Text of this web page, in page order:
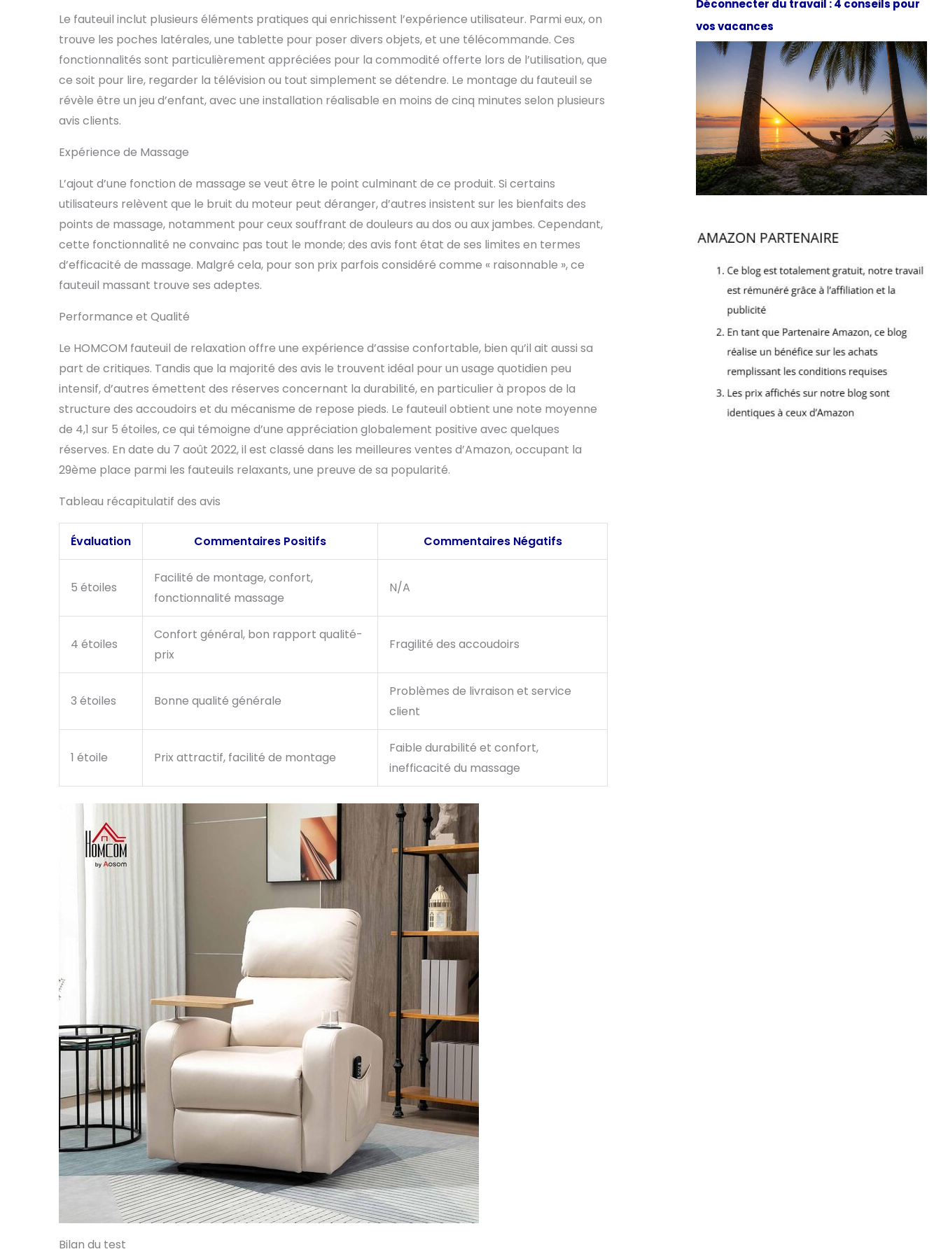
Le fauteuil inclut plusieurs éléments pratiques qui enrichissent l’expérience utilisateur. Parmi eux, on
trouve les poches latérales, une tablette pour poser divers objets, et une télécommande. Ces
fonctionnalités sont particulièrement appréciées pour la commodité offerte lors de l’utilisation, que
ce soit pour lire, regarder la télévision ou tout simplement se détendre. Le montage du fauteuil se
révèle être un jeu d’enfant, avec une installation réalisable en moins de cinq minutes selon plusieurs
avis clients.
Expérience de Massage
L’ajout d’une fonction de massage se veut être le point culminant de ce produit. Si certains
utilisateurs relèvent que le bruit du moteur peut déranger, d’autres insistent sur les bienfaits des
points de massage, notamment pour ceux souffrant de douleurs au dos ou aux jambes. Cependant,
cette fonctionnalité ne convainc pas tout le monde; des avis font état de ses limites en termes
d’efficacité de massage. Malgré cela, pour son prix parfois considéré comme « raisonnable », ce
fauteuil massant trouve ses adeptes.
Performance et Qualité
Le HOMCOM fauteuil de relaxation offre une expérience d’assise confortable, bien qu’il ait aussi sa
part de critiques. Tandis que la majorité des avis le trouvent idéal pour un usage quotidien peu
intensif, d’autres émettent des réserves concernant la durabilité, en particulier à propos de la
structure des accoudoirs et du mécanisme de repose pieds. Le fauteuil obtient une note moyenne
de 4,1 sur 5 étoiles, ce qui témoigne d’une appréciation globalement positive avec quelques
réserves. En date du 7 août 2022, il est classé dans les meilleures ventes d’Amazon, occupant la
29ème place parmi les fauteuils relaxants, une preuve de sa popularité.
Tableau récapitulatif des avis
Évaluation Commentaires Positifs Commentaires Négatifs
5 étoiles
Facilité de montage, confort,
fonctionnalité massage
N/A
4 étoiles
Confort général, bon rapport qualité-
prix
Fragilité des accoudoirs
3 étoiles Bonne qualité générale
Problèmes de livraison et service
client
1 étoile Prix attractif, facilité de montage
Faible durabilité et confort,
inefficacité du massage
Bilan du test
Déconnecter du travail : 4 conseils pour
vos vacances